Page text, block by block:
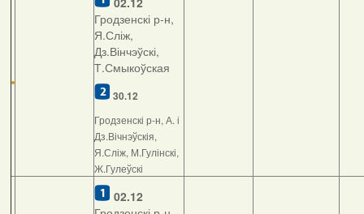
Гродзенскі р-н,
Я.Сліж,
Дз.Вінчэўскі,
Т.Смыкоўская
30.12
Гродзенскі р-н, А. і
Дз.Вічнэўскія,
Я.Сліж, М.Гулінскі,
Ж.Гулеўскі
02.12